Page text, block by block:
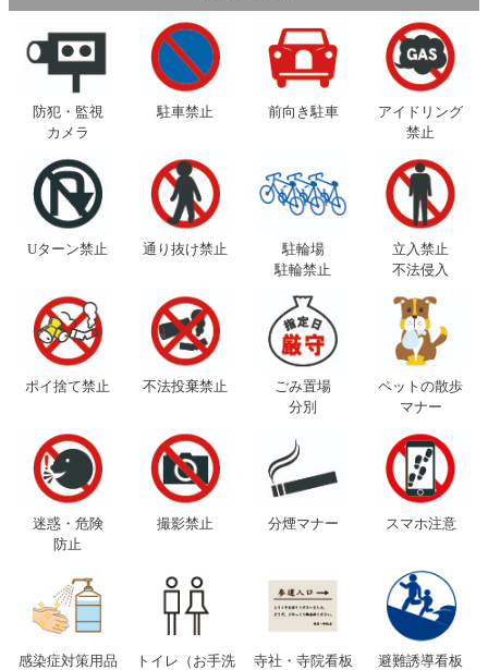
防犯・監視
カメラ
駐車禁止 前向き駐車
アイドリング
禁止
Uターン禁止 通り抜け禁止
駐輪場
駐輪禁止
立入禁止
不法侵入
ポイ捨て禁止 不法投棄禁止
ごみ置場
分別
ペットの散歩
マナー
迷惑・危険
防止
撮影禁止 分煙マナー スマホ注意
感染症対策用品
トイレ（お手洗
寺社・寺院看板 避難誘導看板